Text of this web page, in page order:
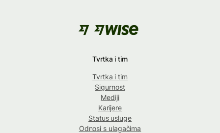
Tvrtka i tim
Tvrtka i tim
Sigurnost
Mediji
Karijere
Status usluge
Odnosi s ulagačima